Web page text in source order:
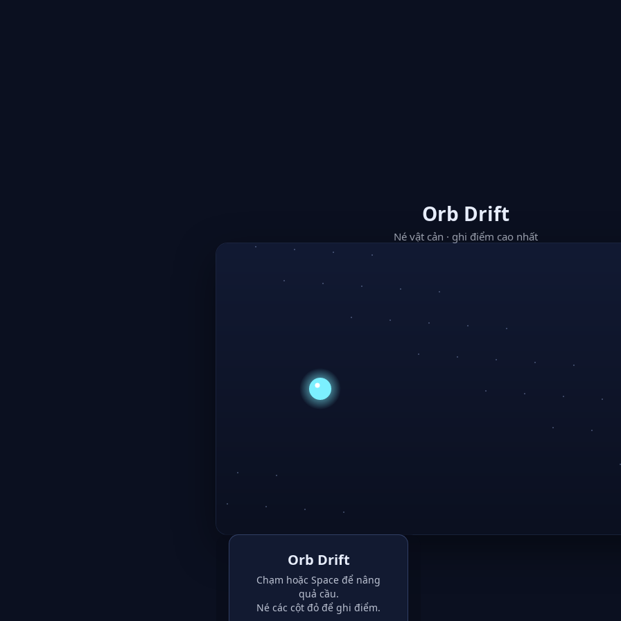
Orb Drift
Né vật cản · ghi điểm cao nhất
Orb Drift
Chạm hoặc Space để nâng
quả cầu.
Né các cột đỏ để ghi điểm.